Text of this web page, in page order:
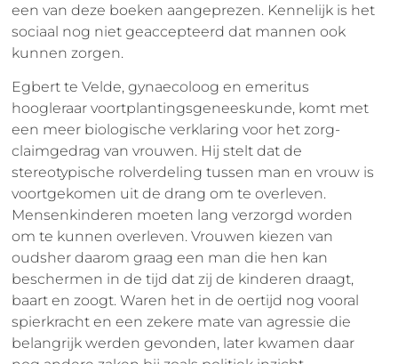
een van deze boeken aangeprezen. Kennelijk is het
sociaal nog niet geaccepteerd dat mannen ook
kunnen zorgen.
Egbert te Velde, gynaecoloog en emeritus
hoogleraar voortplantingsgeneeskunde, komt met
een meer biologische verklaring voor het zorg-
claimgedrag van vrouwen. Hij stelt dat de
stereotypische rolverdeling tussen man en vrouw is
voortgekomen uit de drang om te overleven.
Mensenkinderen moeten lang verzorgd worden
om te kunnen overleven. Vrouwen kiezen van
oudsher daarom graag een man die hen kan
beschermen in de tijd dat zij de kinderen draagt,
baart en zoogt. Waren het in de oertijd nog vooral
spierkracht en een zekere mate van agressie die
belangrijk werden gevonden, later kwamen daar